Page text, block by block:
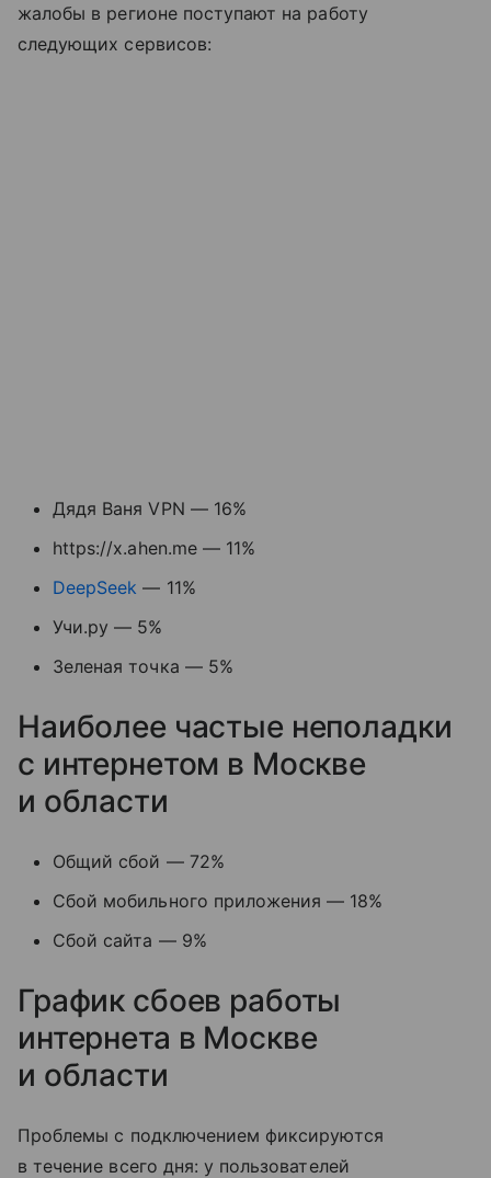
жалобы в регионе поступают на работу
следующих сервисов:
Дядя Ваня VPN — 16%
https://x.ahen.me — 11%
DeepSeek — 11%
Учи.ру — 5%
Зеленая точка — 5%
Наиболее частые неполадки
с интернетом в Москве
и области
Общий сбой — 72%
Сбой мобильного приложения — 18%
Сбой сайта — 9%
График сбоев работы
интернета в Москве
и области
Проблемы с подключением фиксируются
в течение всего дня: у пользователей